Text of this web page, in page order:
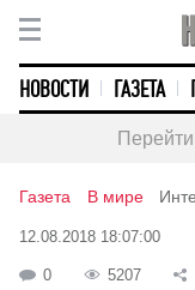
НОВОСТИ ГАЗЕТА
Газета В мире
12.08.2018 18:07:00
0 5207